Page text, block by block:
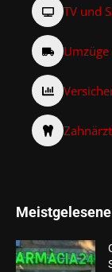
TV und